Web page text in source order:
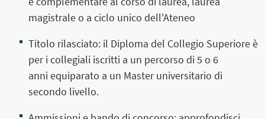
magistrale o a ciclo unico dell'Ateneo
Titolo rilasciato: il Diploma del Collegio Superiore è
per i collegiali iscritti a un percorso di 5 o 6
anniequiparato a un Master universitario di
secondo livello.